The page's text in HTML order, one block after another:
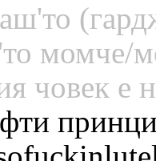
аш'то
момче/
човек е